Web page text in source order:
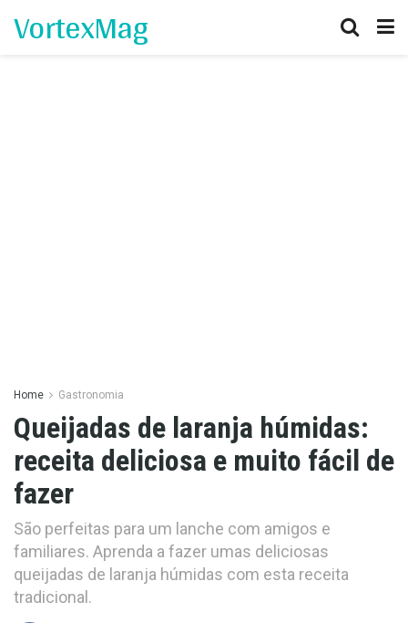
VortexMag
Home Gastronomia
Queijadas de laranja húmidas:
receita deliciosa e muito fácil de
fazer
São perfeitas para um lanche com amigos e
familiares. Aprenda a fazer umas deliciosas
queijadas de laranja húmidas com esta receita
tradicional.